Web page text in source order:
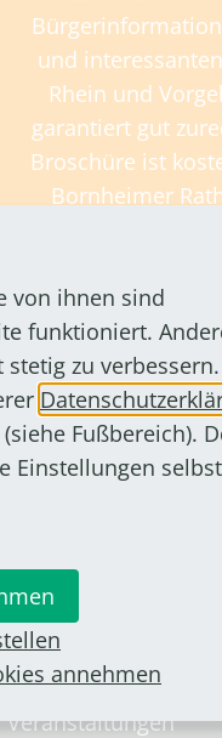
und
Rhein und
garantiert gut
Broschüre ist
Bornheimer
Freizeit & Tourismus
Veranstaltungen
von ihnen sind
funktioniert.
zu verbessern.
(siehe Fußbereich).
Einstellungen selbst
annehmen